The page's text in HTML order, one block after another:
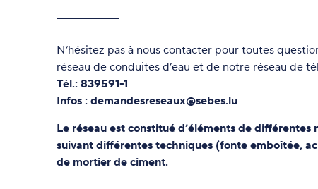
N’hésitez pas à nous contacter pour toutes
réseau de conduites d’eau et de notre réseau de
Tél.: 839591-1
Infos : demandesreseaux@sebes.lu
Le réseau est constitué d’éléments de
suivant différentes techniques (fonte emboîtée,
de mortier de ciment.